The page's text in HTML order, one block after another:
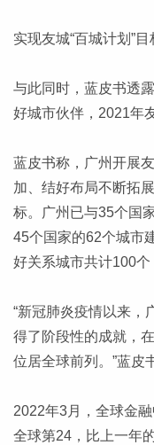
实现友城“百城计划”目
与此同时，蓝皮书透
好城市伙伴，2021年
蓝皮书称，广州开展
加、结好布局不断拓
标。广州已与35个国
45个国家的62个城市
好关系城市共计100个
“新冠肺炎疫情以来，
得了阶段性的成就，
位居全球前列。”蓝皮
2022年3月，全球金
全球第24，比上一年